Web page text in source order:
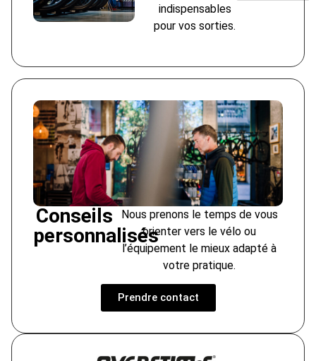
indispensables
pour vos sorties.
Conseils
personnalisés
Nous prenons le temps de vous
orienter vers le vélo ou
l’équipement le mieux adapté à
votre pratique.
Prendre contact